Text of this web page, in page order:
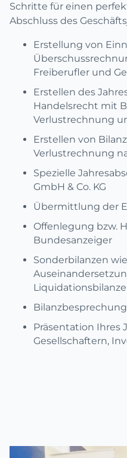
Schritte für einen
Abschluss des
Erstellung von
Freiberufler und
Erstellen des
Handelsrecht mit
Verlustrechnung
Erstellen von
Verlustrechnung
Spezielle
GmbH & Co. KG
Übermittlung der
Offenlegung bzw.
Bundesanzeiger
Sonderbilanzen
Präsentation Ihres
Gesellschaftern,